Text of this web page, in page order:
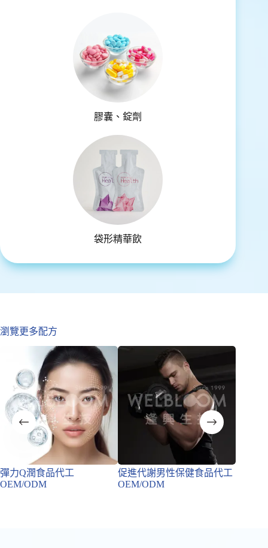
膠囊、錠劑
袋形精華飲
瀏覽更多配方
彈力Q潤食品代工
OEM/ODM
促進代謝男性保健食品代工
OEM/ODM